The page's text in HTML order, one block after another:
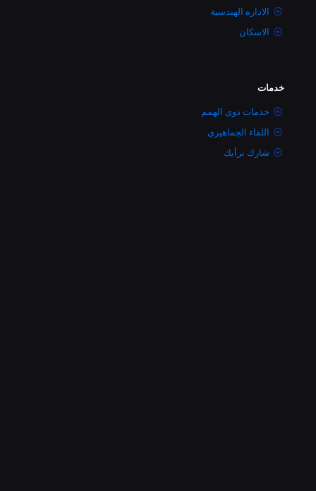
الاداره الهندسية
الاسكان
خدمات
خدمات ذوى الهمم
اللقاء الجماهيري
شارك برأيك